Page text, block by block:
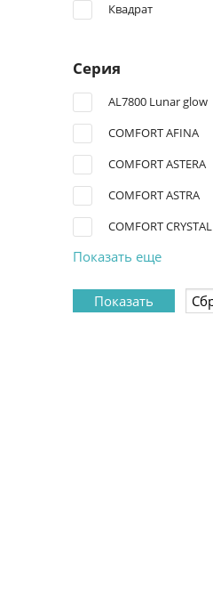
Квадрат
Серия
AL7800 Lunar glow
COMFORT AFINA
COMFORT ASTERA
COMFORT ASTRA
COMFORT CRYSTAL
Показать еще